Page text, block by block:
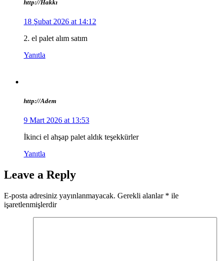
http://Hakkı
18 Şubat 2026 at 14:12
2. el palet alım satım
Yanıtla
http://Adem
9 Mart 2026 at 13:53
İkinci el ahşap palet aldık teşekkürler
Yanıtla
Leave a Reply
E-posta adresiniz yayınlanmayacak. Gerekli alanlar * ile
işaretlenmişlerdir